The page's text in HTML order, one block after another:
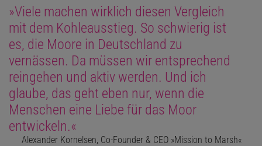
»Viele machen wirklich diesen Vergleich
mit dem Kohleausstieg. So schwierig ist
es, die Moore in Deutschland zu
vernässen. Da müssen wir entsprechend
reingehen und aktiv werden. Und ich
glaube, das geht eben nur, wenn die
Menschen eine Liebe für das Moor
entwickeln.«
Alexander Kornelsen, Co-Founder & CEO »Mission to Marsh«